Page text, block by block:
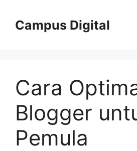
Campus Digital
Cara
Blogger
Pemula